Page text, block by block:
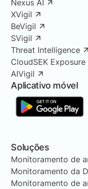
Nexus AI
XVigil
BeVigil
SVigil
Threat Intelligence
CloudSEK Exposure
AIVigil
Aplicativo móvel
Soluções
Monitoramento de
Monitoramento da
Monitoramento de